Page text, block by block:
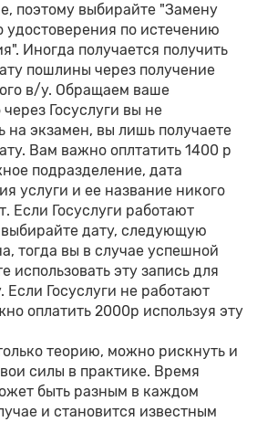
поэтому выбирайте "Замену
удостоверения по истечению
Иногда получается получить
пошлины через получение
в/у. Обращаем ваше
Госуслуги вы не
на экзамен, вы лишь получаете
Вам важно оплтатить 1400 р
подразделение, дата
услуги и ее название никого
Если Госуслуги работают
выбирайте дату, следующую
тогда вы в случае успешной
использовать эту запись для
Если Госуслуги не работают
оплатить 2000р используя эту
теорию, можно рискнуть и
силы в практике. Время
быть разным в каждом
и становится известным